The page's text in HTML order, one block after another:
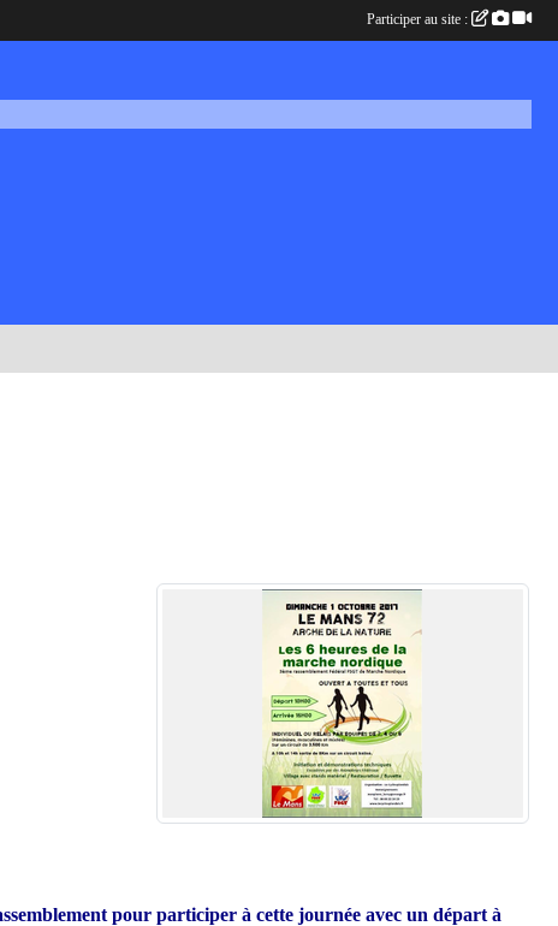
pour participer à cette journée avec un départ à
Participer au site :